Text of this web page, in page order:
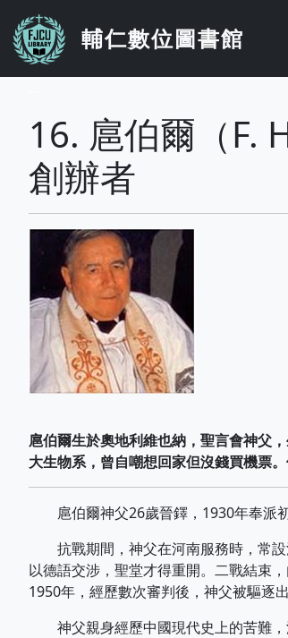
移至主內容
輔仁數位圖書館
16. 扈伯爾（F.
創辦者
扈伯爾生於奧地利維也納，聖言會神父
大生物系，曾自嘲想回家但沒錢買機票
扈伯爾神父26歲晉鐸，1930年奉派初
抗戰期間，神父在河南服務時，常設
以德語交涉，聖堂才得重開。二戰結束
1950年，經歷數次審判後，神父被驅逐
神父親身經歷中國現代史上的苦難，